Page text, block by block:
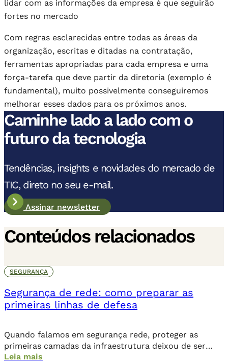
lidar com as informações da empresa é que seguirão
fortes no mercado
Com regras esclarecidas entre todas as áreas da
organização, escritas e ditadas na contratação,
ferramentas apropriadas para cada empresa e uma
força-tarefa que deve partir da diretoria (exemplo é
fundamental), muito possivelmente conseguiremos
melhorar esses dados para os próximos anos.
Caminhe lado a lado com o
futuro da tecnologia
Tendências, insights e novidades do mercado de
TIC, direto no seu e-mail.
Assinar newsletter
Conteúdos relacionados
SEGURANÇA
Segurança de rede: como preparar as
primeiras linhas de defesa
Quando falamos em segurança rede, proteger as
primeiras camadas da infraestrutura deixou de ser
apenas uma ação preventiva, é uma exigência para a
Leia mais